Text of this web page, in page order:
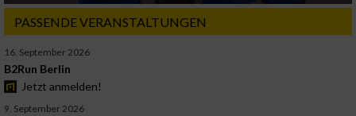
PASSENDE VERANSTALTUNGEN
16. September 2026
B2Run Berlin
Jetzt anmelden!
9. September 2026